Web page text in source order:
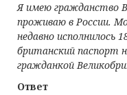
Я имею гражданство
проживаю в России.
недавно
британский паспорт
гражданкой
Ответ